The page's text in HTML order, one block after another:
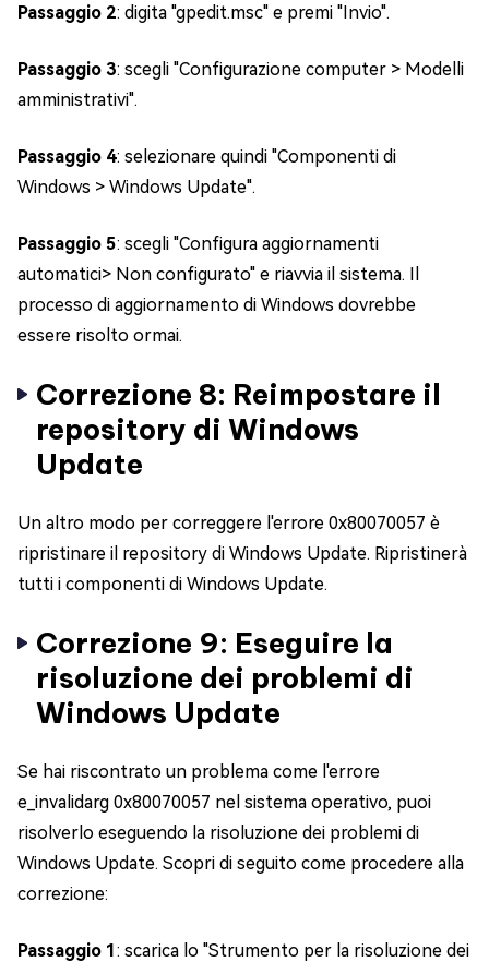
Passaggio 2: digita "gpedit.msc" e premi "Invio".
Passaggio 3: scegli "Configurazione computer > Modelli
amministrativi".
Passaggio 4: selezionare quindi "Componenti di
Windows > Windows Update".
Passaggio 5: scegli "Configura aggiornamenti
automatici> Non configurato" e riavvia il sistema. Il
processo di aggiornamento di Windows dovrebbe
essere risolto ormai.
Correzione 8: Reimpostare il
repository di Windows
Update
Un altro modo per correggere l'errore 0x80070057 è
ripristinare il repository di Windows Update. Ripristinerà
tutti i componenti di Windows Update.
Correzione 9: Eseguire la
risoluzione dei problemi di
Windows Update
Se hai riscontrato un problema come l'errore
e_invalidarg 0x80070057 nel sistema operativo, puoi
risolverlo eseguendo la risoluzione dei problemi di
Windows Update. Scopri di seguito come procedere alla
correzione:
Passaggio 1: scarica lo "Strumento per la risoluzione dei